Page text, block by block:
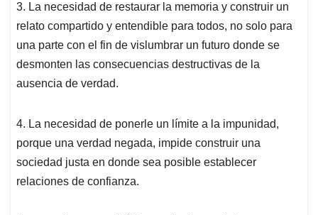
3. La necesidad de restaurar la memoria y construir un
relato compartido y entendible para todos, no solo para
una parte con el fin de vislumbrar un futuro donde se
desmonten las consecuencias destructivas de la
ausencia de verdad.
4. La necesidad de ponerle un límite a la impunidad,
porque una verdad negada, impide construir una
sociedad justa en donde sea posible establecer
relaciones de confianza.